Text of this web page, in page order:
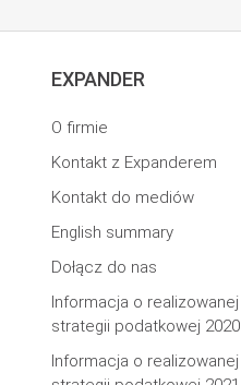
EXPANDER
O firmie
Kontakt z Expanderem
Kontakt do mediów
English summary
Dołącz do nas
Informacja o realizowanej
strategii podatkowej 2020
Informacja o realizowanej